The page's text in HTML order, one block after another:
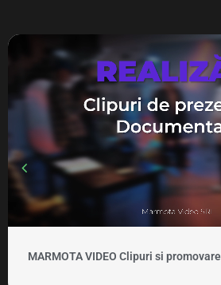
MARMOTA VIDEO Clipuri si promovare